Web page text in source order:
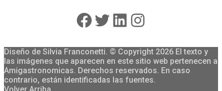
Facebook
Twitter
LinkedIn
Instagram
Diseño de Silvia Franconetti. © Copyright 2026 El texto y
las imágenes que aparecen en este sitio web pertenecen a
Amigastronomicas. Derechos reservados. En caso
contrario, están identificadas las fuentes.